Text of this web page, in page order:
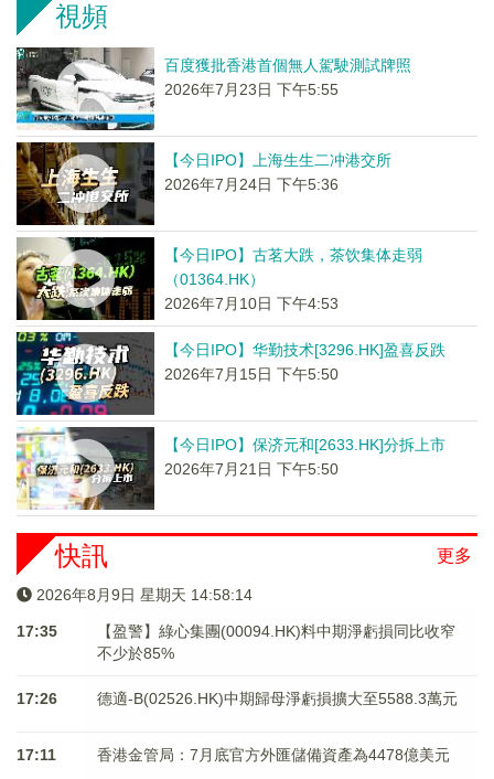
視頻
百度獲批香港首個無人駕駛測試牌照
2026年7月23日 下午5:55
【今日IPO】上海生生二冲港交所
2026年7月24日 下午5:36
【今日IPO】古茗大跌，茶饮集体走弱
（01364.HK）
2026年7月10日 下午4:53
【今日IPO】华勤技术[3296.HK]盈喜反跌
2026年7月15日 下午5:50
【今日IPO】保济元和[2633.HK]分拆上市
2026年7月21日 下午5:50
更多
快訊
2026年8月9日 星期天 14:58:14
17:35
【盈警】綠心集團(00094.HK)料中期淨虧損同比收窄
不少於85%
17:26 德適-B(02526.HK)中期歸母淨虧損擴大至5588.3萬元
17:11 香港金管局：7月底官方外匯儲備資產為4478億美元